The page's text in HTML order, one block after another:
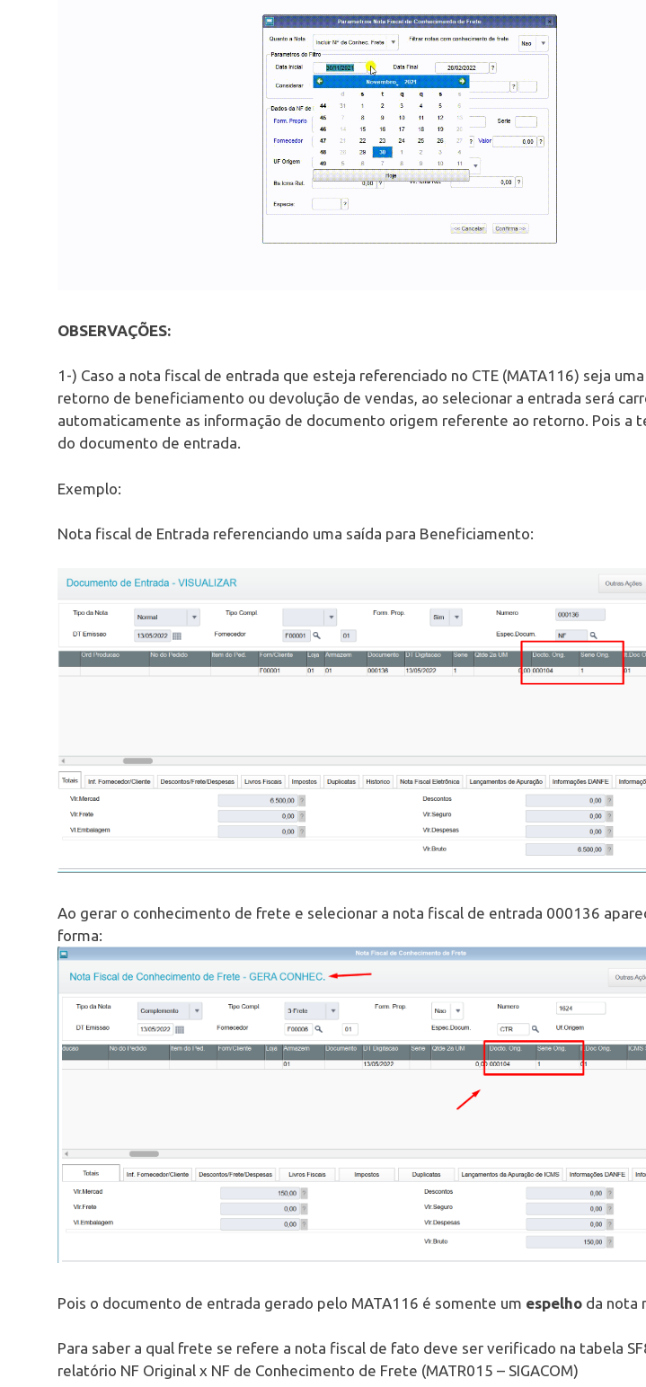
OBSERVAÇÕES:
1-) Caso a nota fiscal de entrada que esteja referenciado no CTE (MATA116) seja
retorno de beneficiamento ou devolução de vendas, ao selecionar a entrada será
automaticamente as informação de documento origem referente ao retorno. Pois a
do documento de entrada.
Exemplo:
Nota fiscal de Entrada referenciando uma saída para Beneficiamento:
Ao gerar o conhecimento de frete e selecionar a nota fiscal de entrada 000136
forma:
Pois o documento de entrada gerado pelo MATA116 é somente um espelho da nota
Para saber a qual frete se refere a nota fiscal de fato deve ser verificado na tabela
relatório NF Original x NF de Conhecimento de Frete (MATR015 – SIGACOM)